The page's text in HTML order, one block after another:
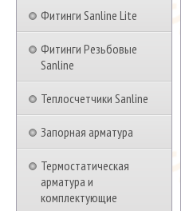
Фитинги Sanline Lite
Фитинги Резьбовые
Sanline
Теплосчетчики Sanline
Запорная арматура
Термостатическая
арматура и
комплектующие